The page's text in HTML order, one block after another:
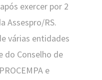
exercer por 2
Assespro/RS.
várias entidades
do Conselho de
e